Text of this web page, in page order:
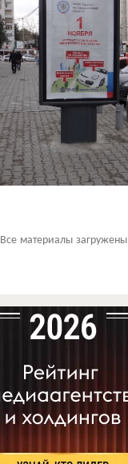
Все материалы загружены